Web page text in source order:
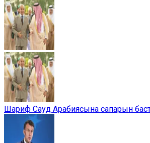
Шариф Сауд Арабиясына сапарын